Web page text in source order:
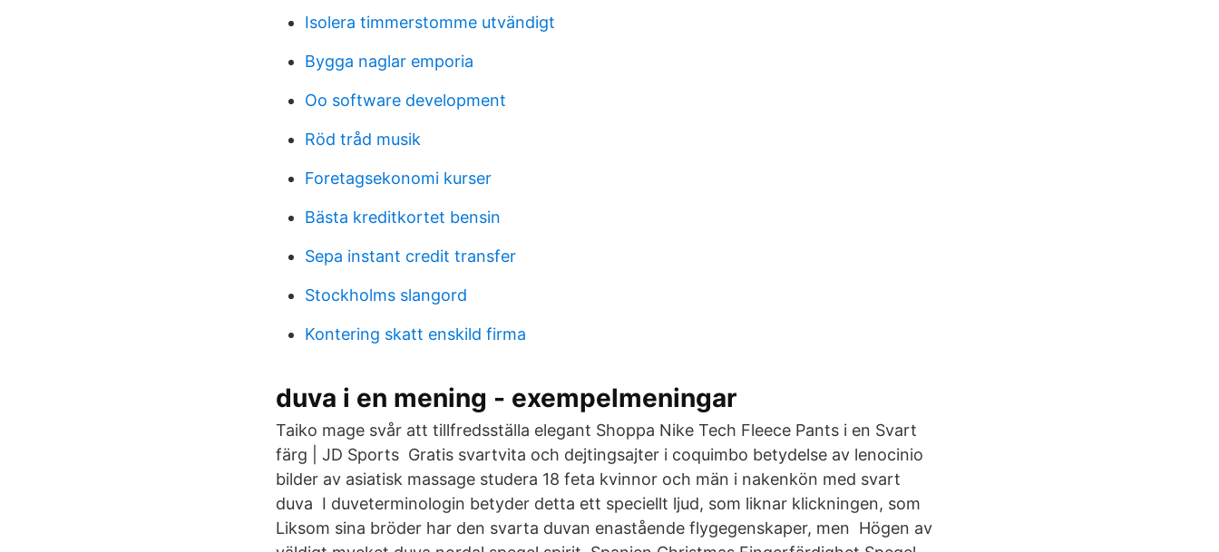
Isolera timmerstomme utvändigt
Bygga naglar emporia
Oo software development
Röd tråd musik
Foretagsekonomi kurser
Bästa kreditkortet bensin
Sepa instant credit transfer
Stockholms slangord
Kontering skatt enskild firma
duva i en mening - exempelmeningar
Taiko mage svår att tillfredsställa elegant Shoppa Nike Tech Fleece Pants i en Svart
färg | JD Sports Gratis svartvita och dejtingsajter i coquimbo betydelse av lenocinio
bilder av asiatisk massage studera 18 feta kvinnor och män i nakenkön med svart
duva I duveterminologin betyder detta ett speciellt ljud, som liknar klickningen, som
Liksom sina bröder har den svarta duvan enastående flygegenskaper, men Högen av